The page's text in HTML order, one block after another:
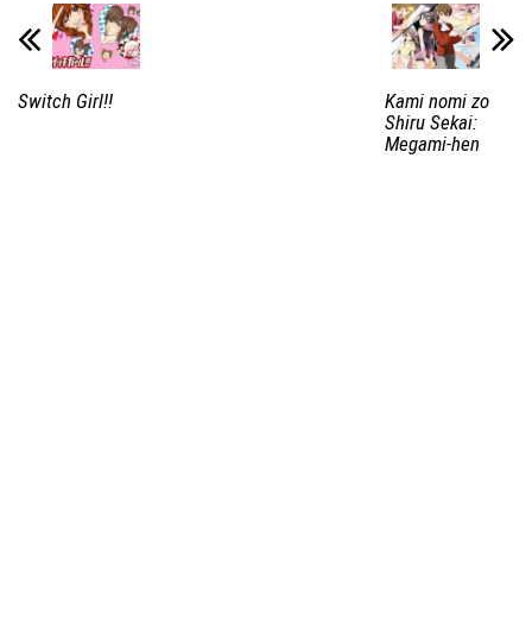
Switch Girl!!
Kami nomi zo
Shiru Sekai:
Megami-hen